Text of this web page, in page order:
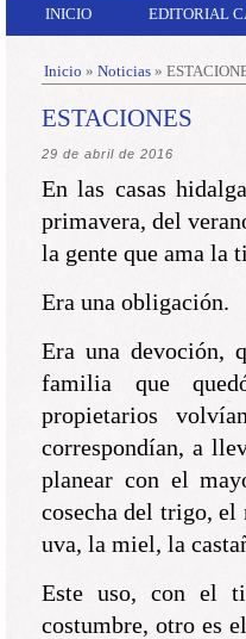
INICIO EDITORIAL
Inicio » Noticias »
ESTACIONES
29 de abril de 2016
En las casas
primavera, del
la gente que ama la
Era una obligación.
Era una devoción,
familia que
propietarios
correspondían, a
planear con el
cosecha del trigo,
uva, la miel, la
Este uso, con el
costumbre, otro es